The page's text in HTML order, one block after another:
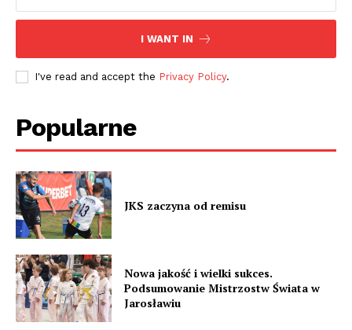
I WANT IN
I've read and accept the Privacy Policy.
Popularne
JKS zaczyna od remisu
Nowa jakość i wielki sukces.
Podsumowanie Mistrzostw Świata w
Jarosławiu